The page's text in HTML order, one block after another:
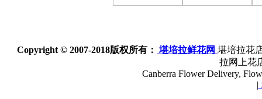
Copyright © 2007-2018版权所有： 堪培拉鲜花网 堪培拉花
拉网上花
Canberra Flower Delivery,
|